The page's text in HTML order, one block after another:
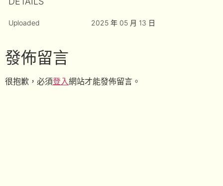
Uploaded 2025 年 05 月 13 日
發佈留言
很抱歉，必須登入網站才能發佈留言。